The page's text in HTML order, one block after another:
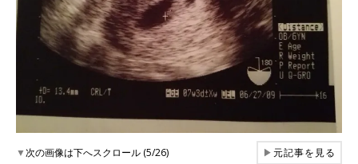
▼次の画像は下へスクロール (5/26) ▶元記事を見る